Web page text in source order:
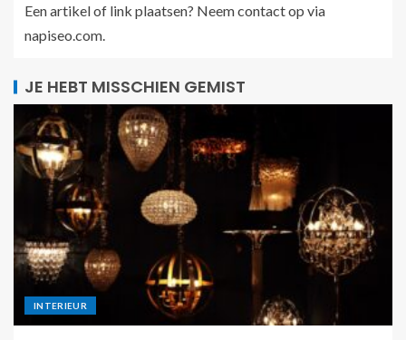
Een artikel of link plaatsen? Neem contact op via
napiseo.com.
JE HEBT MISSCHIEN GEMIST
INTERIEUR